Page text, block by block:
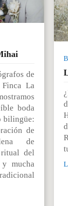
de
La
boda
bilingüe:
de
de
del
mucha